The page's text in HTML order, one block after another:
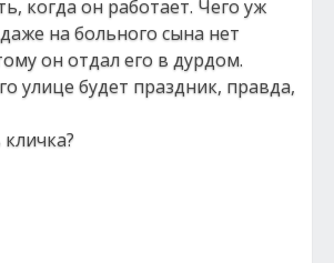
когда он работает. Чего уж
на больного сына нет
он отдал его в дурдом.
улице будет праздник, правда,
кличка?